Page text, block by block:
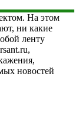
На этом
ни какие
ленту
новостей